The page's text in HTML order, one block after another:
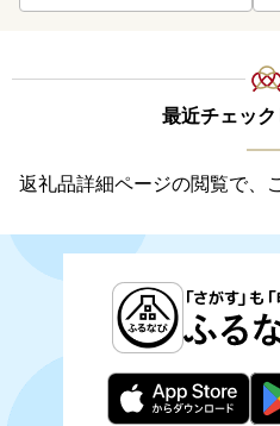
最近チェッ
返礼品詳細ページの閲覧で、